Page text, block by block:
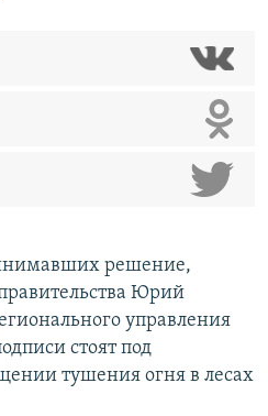
решение,
Юрий
управления
стоят под
тушения огня в лесах